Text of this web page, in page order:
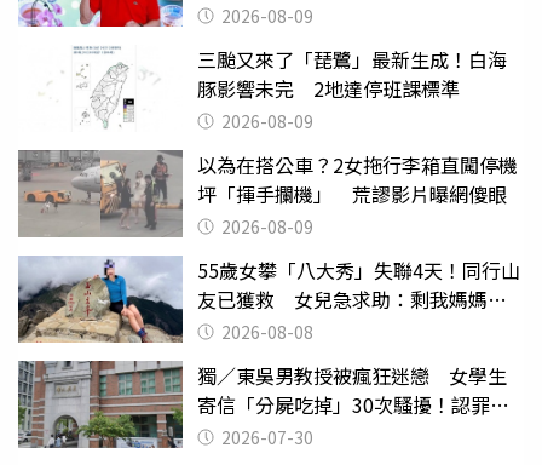
2026-08-09
三颱又來了「琵鷺」最新生成！白海
豚影響未完 2地達停班課標準
2026-08-09
以為在搭公車？2女拖行李箱直闖停機
坪「揮手攔機」 荒謬影片曝網傻眼
2026-08-09
55歲女攀「八大秀」失聯4天！同行山
友已獲救 女兒急求助：剩我媽媽還
沒找到
2026-08-08
獨／東吳男教授被瘋狂迷戀 女學生
寄信「分屍吃掉」30次騷擾！認罪免
關 2026-07-30